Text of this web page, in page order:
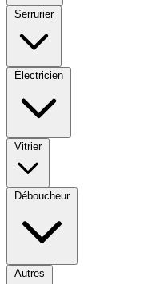
Serrurier
Électricien
Vitrier
Déboucheur
Autres